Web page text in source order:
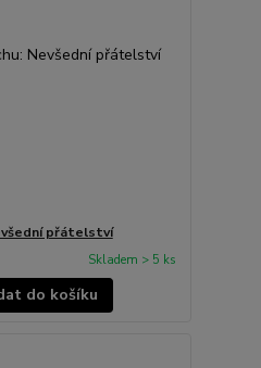
přátelství
Skladem > 5 ks
do košíku